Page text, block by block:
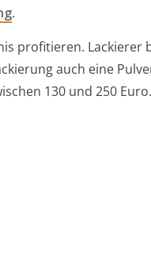
.
profitieren.
auch eine
130 und 250